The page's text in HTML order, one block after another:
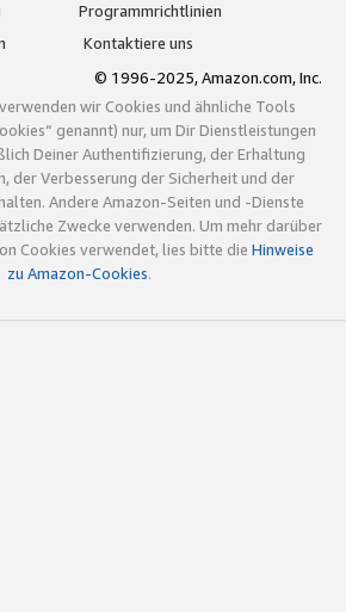
Programmrichtlinien
Kontaktiere uns
© 1996-2025, Amazon.com, Inc.
wir Cookies und ähnliche Tools
genannt) nur, um Dir Dienstleistungen
Deiner Authentifizierung, der Erhaltung
der Verbesserung der Sicherheit und der
Andere Amazon-Seiten und -Dienste
Zwecke verwenden. Um mehr darüber
Cookies verwendet, lies bitte die Hinweise
zu Amazon-Cookies.